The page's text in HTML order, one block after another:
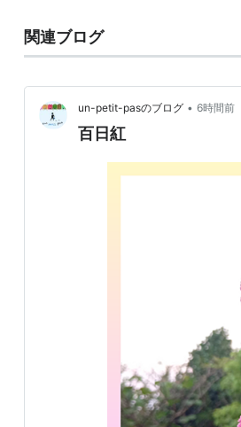
関連ブログ
un-petit-pasのブログ • 6時間前
百日紅